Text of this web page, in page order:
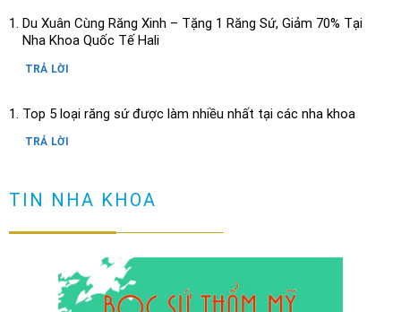
Du Xuân Cùng Răng Xinh – Tặng 1 Răng Sứ, Giảm 70% Tại
Nha Khoa Quốc Tế Hali
TRẢ LỜI
Top 5 loại răng sứ được làm nhiều nhất tại các nha khoa
TRẢ LỜI
Cầu răng sứ là gì? Làm cầu răng sứ có tốt không?
TRẢ LỜI
TIN NHA KHOA